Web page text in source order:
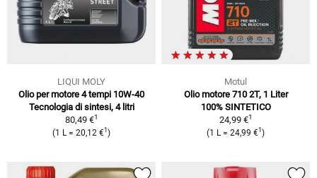
LIQUI MOLY
Olio per motore 4 tempi 10W-40
Tecnologia di sintesi, 4 litri
80,49 €1
(1 L = 20,12 €1 )
Motul
Olio motore 710 2T, 1 Liter
100% SINTETICO
24,99 €1
(1 L = 24,99 €1 )